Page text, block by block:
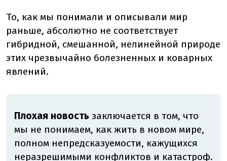
То, как мы понимали и описывали мир
раньше, абсолютно не соответствует
гибридной, смешанной, нелинейной природе
этих чрезвычайно болезненных и коварных
явлений.
Плохая новость заключается в том, что
мы не понимаем, как жить в новом мире,
полном непредсказуемости, кажущихся
неразрешимыми конфликтов и катастроф.